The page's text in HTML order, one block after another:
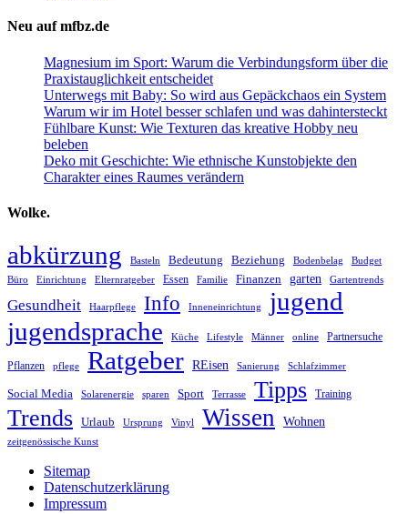
Neu auf mfbz.de
Magnesium im Sport: Warum die Verbindungsform über die
Praxistauglichkeit entscheidet
Unterwegs mit Baby: So wird aus Gepäckchaos ein System
Warum wir im Hotel besser schlafen und was dahintersteckt
Fühlbare Kunst: Wie Texturen das kreative Hobby neu
beleben
Deko mit Geschichte: Wie ethnische Kunstobjekte den
Charakter eines Raumes verändern
Wolke.
abkürzung Basteln Bedeutung Beziehung Bodenbelag
Budget
Büro
Einrichtung Elternratgeber Essen Familie Finanzen garten Gartentrends
Gesundheit Haarpflege Info Inneneinrichtung
jugend
jugendsprache
Küche Lifestyle Männer online Partnersuche
Pflanzen pflege Ratgeber REisen Sanierung Schlafzimmer
Social Media Solarenergie sparen Sport Terrasse Tipps Training
Trends Urlaub Ursprung Vinyl Wissen Wohnen
zeitgenössische Kunst
Sitemap
Datenschutzerklärung
Impressum